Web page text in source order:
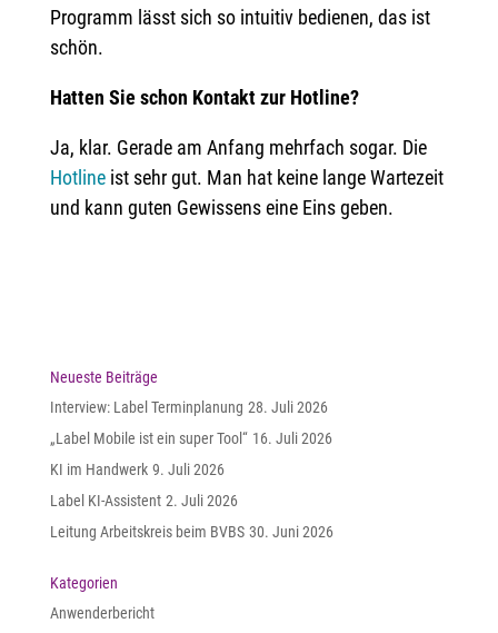
Programm lässt sich so intuitiv bedienen, das ist
schön.
Hatten Sie schon Kontakt zur Hotline?
Ja, klar. Gerade am Anfang mehrfach sogar. Die
Hotlineist sehr gut. Man hat keine lange Wartezeit
und kann guten Gewissens eine Eins geben.
Neueste Beiträge
Interview: Label Terminplanung 28. Juli 2026
„Label Mobile ist ein super Tool“ 16. Juli 2026
KI im Handwerk 9. Juli 2026
Label KI-Assistent 2. Juli 2026
Leitung Arbeitskreis beim BVBS 30. Juni 2026
Kategorien
Anwenderbericht